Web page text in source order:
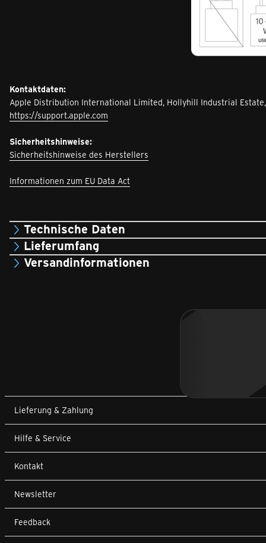
Kontaktdaten:
Apple Distribution International Limited, Hollyhill Industrial
https://support.apple.com
Sicherheitshinweise:
Sicherheitshinweise des Herstellers
Informationen zum EU Data Act
Technische Daten
Lieferumfang
Versandinformationen
Lieferung & Zahlung
Hilfe & Service
Kontakt
Newsletter
Feedback